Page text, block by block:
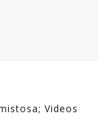
Videos